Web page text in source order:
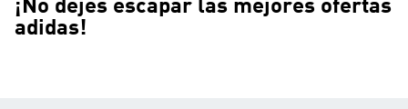
¡No dejes escapar las mejores ofertas
adidas!